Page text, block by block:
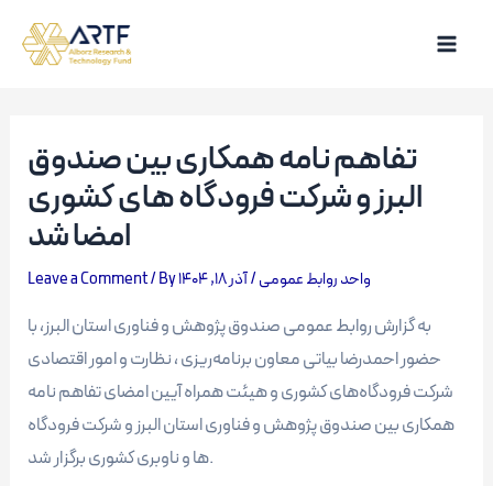
تفاهم نامه همکاری بین صندوق
البرز و شرکت فرودگاه های کشوری
امضا شد
Leave a Comment/ By واحد روابط عمومی/آذر 18, 1404
به گزارش روابط عمومی صندوق پژوهش و فناوری استان البرز، با
حضور احمدرضا بیاتی معاون برنامه‌ریزی ، نظارت و امور اقتصادی
شرکت فرودگاه‌های کشوری و هیئت همراه آیین امضای تفاهم نامه
همکاری بین صندوق پژوهش و فناوری استان البرز و شرکت فرودگاه
ها و ناوبری کشوری برگزار شد.